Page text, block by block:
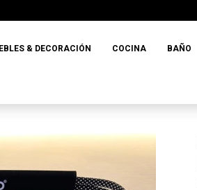
& DECORACIÓN COCINA BAÑO